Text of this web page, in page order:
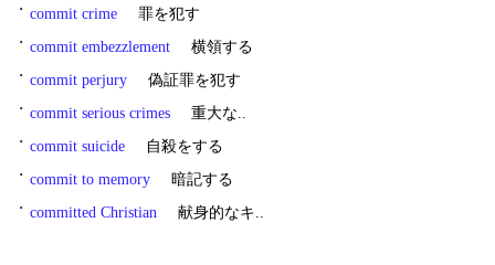
・ commit crime
罪を犯す
・ commit embezzlement
横領する
・ commit perjury
偽証罪を犯す
・ commit serious crimes
重大な..
・ commit suicide
自殺をする
・ commit to memory
暗記する
・ committed Christian 献身的なキ..